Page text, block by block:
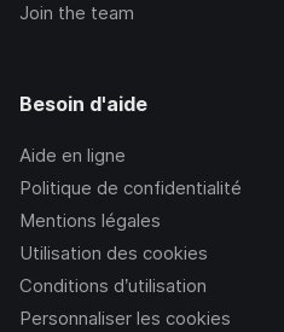
Join the team
Besoin d'aide
Aide en ligne
Politique de confidentialité
Mentions légales
Utilisation des cookies
Conditions d’utilisation
Personnaliser les cookies